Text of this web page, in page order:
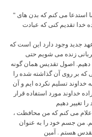
" پس ای برادران در پرتو رحمت های خدا از شما استدعا می کنم که بدن های
خدا تقدیم کنی که عبادت
جدید وجود دارد این است که
زنده می شویم حتی
دهیم. اصول تقدیس همان گونه
که بر روی آن گذاشته شده را
تسلیم نکرده ایم و آن
خداوند مورد استفاده قرار
تغییر دهیم
اعلام می کنم که من محافظت ،
من جسم خود را به عنوان
مقدس هستم . آمین